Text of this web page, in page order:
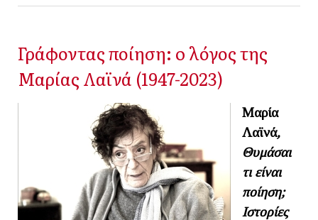
Γράφοντας ποίηση: o λόγος της
Μαρίας Λαϊνά (1947-2023)
Μαρία
Λαϊνά,
Θυμάσαι
τι είναι
ποίηση;
Ιστορίες